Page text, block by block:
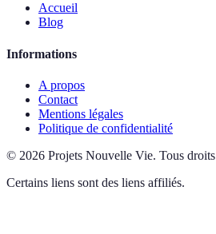
Accueil
Blog
Informations
A propos
Contact
Mentions légales
Politique de confidentialité
© 2026 Projets Nouvelle Vie. Tous
Certains liens sont des liens affiliés.